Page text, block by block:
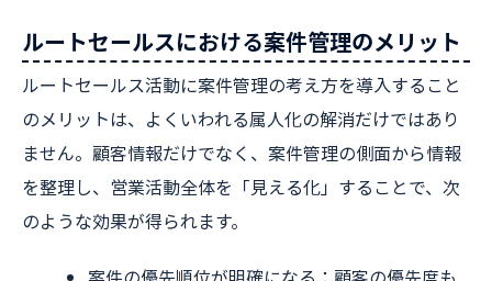
ルートセールスにおける案件管理のメリット
ルートセールス活動に案件管理の考え方を導入すること
のメリットは、よくいわれる属人化の解消だけではあり
ません。顧客情報だけでなく、案件管理の側面から情報
を整理し、営業活動全体を「見える化」することで、次
のような効果が得られます。